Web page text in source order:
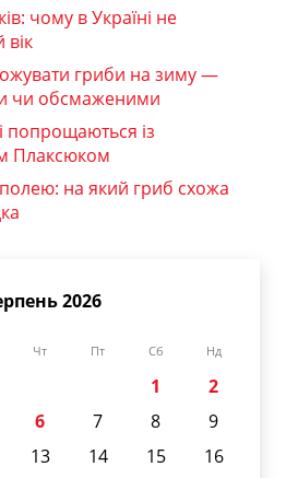
чому в Україні не
гриби на зиму —
чи обсмаженими
попрощаються із
Плаксюком
на який гриб схожа
2026
Чт Пт Сб Нд
1
2
6 7 8
9
13 14 15
16